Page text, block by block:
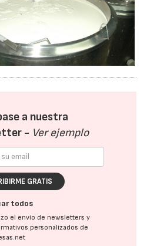
a nuestra
- Ver ejemplo
GRATIS
todos
el envío de newsletters y
personalizados de